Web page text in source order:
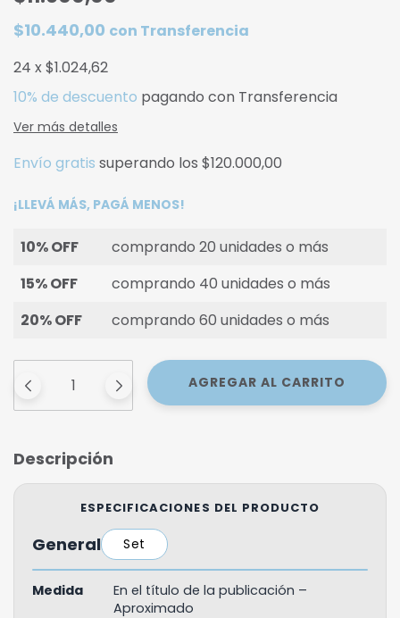
$10.440,00 con Transferencia
24 x$1.024,62
10% de descuento pagando con Transferencia
Ver más detalles
Envío gratis superando los $120.000,00
¡LLEVÁ MÁS, PAGÁ MENOS!
10% OFF
comprando 20 unidades o más
15% OFF
comprando 40 unidades o más
20% OFF
comprando 60 unidades o más
Descripción
ESPECIFICACIONES DEL PRODUCTO
General Set
Medida
En el título de la publicación –
Aproximado